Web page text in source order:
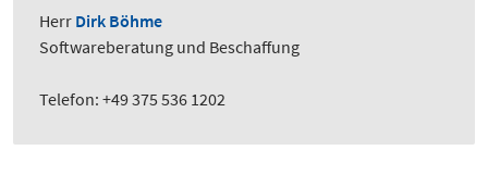
Herr Dirk Böhme
Softwareberatung und Beschaffung
Telefon: +49 375 536 1202